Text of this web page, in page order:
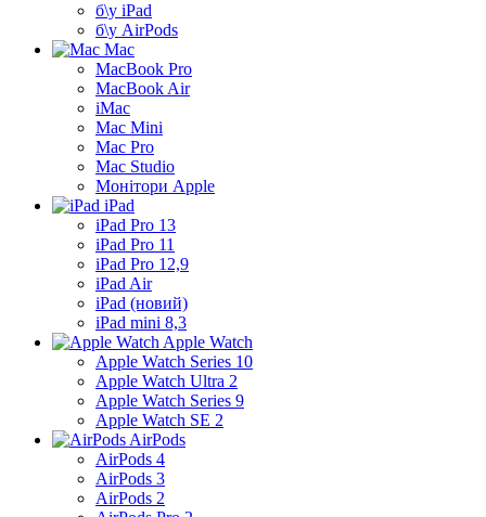
б\у iPad
б\у AirPods
Mac
MacBook Pro
MacBook Air
iMac
Mac Mini
Mac Pro
Mac Studio
Монітори Apple
iPad
iPad Pro 13
iPad Pro 11
iPad Pro 12,9
iPad Air
iPad (новий)
iPad mini 8,3
Apple Watch
Apple Watch Series 10
Apple Watch Ultra 2
Apple Watch Series 9
Apple Watch SE 2
AirPods
AirPods 4
AirPods 3
AirPods 2